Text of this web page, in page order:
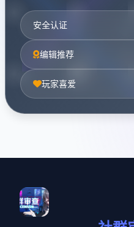
安全认证
编辑推荐
玩家喜爱